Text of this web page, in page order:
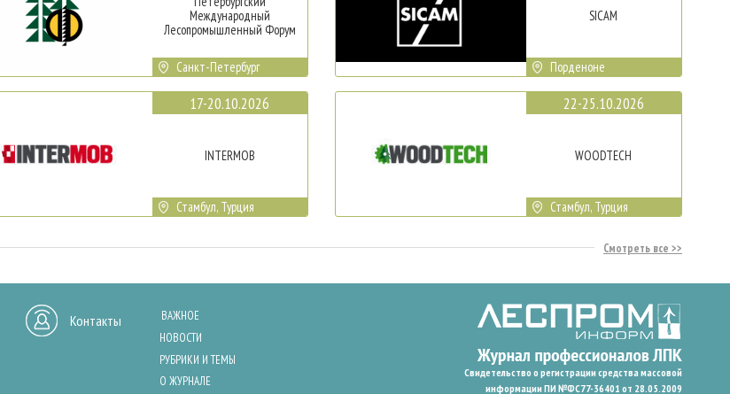
Международный
Лесопромышленный Форум
Санкт-Петербург
17-20.10.2026
INTERMOB
Стамбул, Турция
SICAM
Порденоне
22-25.10.2026
WOODTECH
Стамбул, Турция
Смотреть все
Контакты
ВАЖНОЕ
НОВОСТИ
РУБРИКИ И ТЕМЫ
О ЖУРНАЛЕ
Свидетельство о регистрации средства массовой
информации ПИ №ФС77-36401 от 28.05.2009